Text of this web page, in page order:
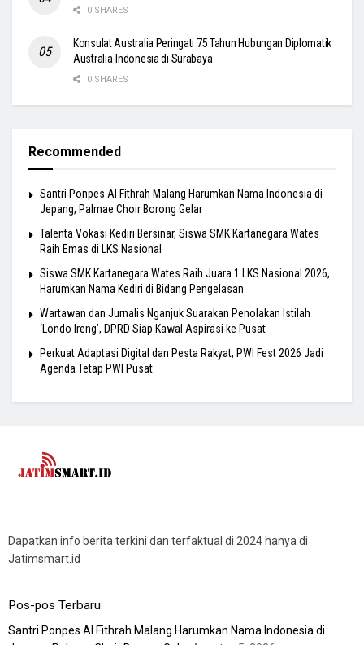
0 SHARES
Konsulat Australia Peringati 75 Tahun Hubungan Diplomatik
Australia-Indonesia di Surabaya
0 SHARES
Recommended
Santri Ponpes Al Fithrah Malang Harumkan Nama Indonesia di
Jepang, Palmae Choir Borong Gelar
Talenta Vokasi Kediri Bersinar, Siswa SMK Kartanegara Wates
Raih Emas di LKS Nasional
Siswa SMK Kartanegara Wates Raih Juara 1 LKS Nasional 2026,
Harumkan Nama Kediri di Bidang Pengelasan
Wartawan dan Jurnalis Nganjuk Suarakan Penolakan Istilah
‘Londo Ireng’, DPRD Siap Kawal Aspirasi ke Pusat
Perkuat Adaptasi Digital dan Pesta Rakyat, PWI Fest 2026 Jadi
Agenda Tetap PWI Pusat
Dapatkan info berita terkini dan terfaktual di 2024 hanya di
Jatimsmart.id
Pos-pos Terbaru
Santri Ponpes Al Fithrah Malang Harumkan Nama Indonesia di